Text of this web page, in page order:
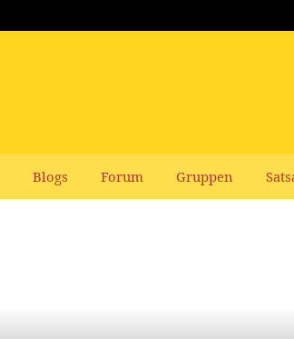
Blogs Forum Gruppen